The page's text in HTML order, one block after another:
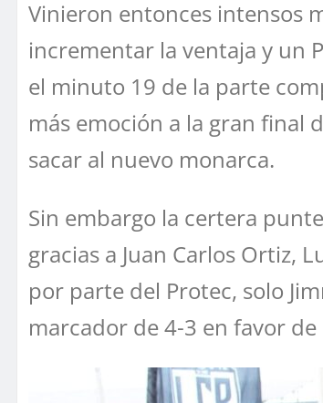
Vinieron entonces intensos
incrementar la ventaja y un
el minuto 19 de la parte
más emoción a la gran final
sacar al nuevo monarca.
Sin embargo la certera
gracias a Juan Carlos Ortiz,
por parte del Protec, solo
marcador de 4-3 en favor de